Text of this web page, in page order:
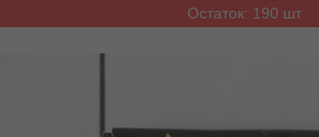
Остаток: 190 шт